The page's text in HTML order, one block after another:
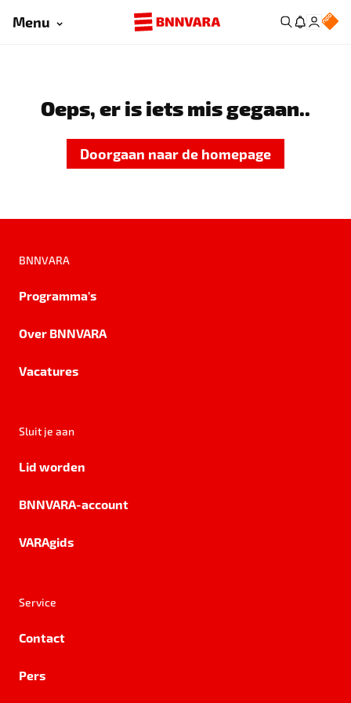
Menu
Oeps, er is iets mis gegaan..
Doorgaan naar de homepage
BNNVARA
Programma's
Over BNNVARA
Vacatures
Sluit je aan
Lid worden
BNNVARA-account
VARAgids
Service
Contact
Pers